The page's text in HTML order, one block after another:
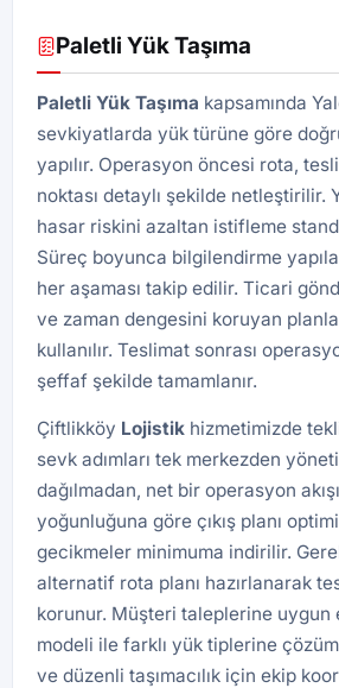
Paletli Yük Taşıma
Paletli Yük Taşıma kapsamında
sevkiyatlarda yük türüne göre
yapılır. Operasyon öncesi rota,
noktası detaylı şekilde netleştirilir.
hasar riskini azaltan istifleme
Süreç boyunca bilgilendirme
her aşaması takip edilir. Ticari
ve zaman dengesini koruyan
kullanılır. Teslimat sonrası
şeffaf şekilde tamamlanır.
Çiftlikköy Lojistik hizmetimizde
sevk adımları tek merkezden
dağılmadan, net bir operasyon
yoğunluğuna göre çıkış planı
gecikmeler minimuma indirilir.
alternatif rota planı hazırlanarak
korunur. Müşteri taleplerine uygun
modeli ile farklı yük tiplerine
ve düzenli taşımacılık için ekip